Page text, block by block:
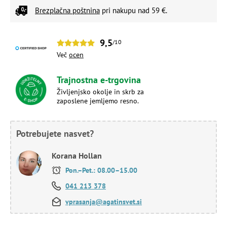
Brezplačna poštnina pri nakupu nad 59 €.
9,5/10
Več ocen
Trajnostna e-trgovina
Življenjsko okolje in skrb za
zaposlene jemljemo resno.
Potrebujete nasvet?
Korana Hollan
Pon.–Pet.: 08.00–15.00
041 213 378
vprasanja@agatinsvet.si